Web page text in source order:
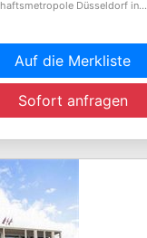
Düsseldorf in...
Auf die Merkliste
Sofort anfragen